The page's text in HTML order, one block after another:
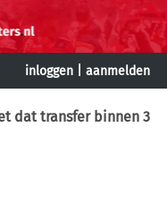
inloggen aanmelden
dat transfer binnen 3